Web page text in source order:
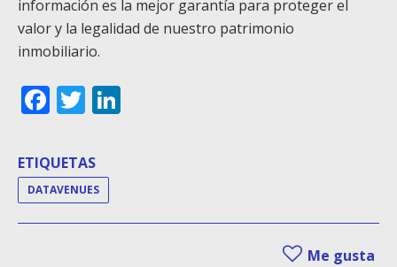
información es la mejor garantía para proteger el
valor y la legalidad de nuestro patrimonio
inmobiliario.
Facebook
Twitter
ETIQUETAS
DATAVENUES
Me gusta